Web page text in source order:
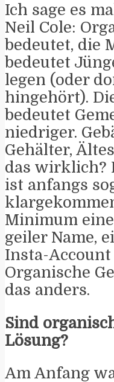
Ich sage es
Neil Cole:
bedeutet, die
bedeutet
legen (oder
hingehört).
bedeutet
niedriger.
Gehälter,
das wirklich?
ist anfangs
Minimum
geiler Name,
Insta-
Organische
das anders.
Sind
Lösung?
Am Anfang